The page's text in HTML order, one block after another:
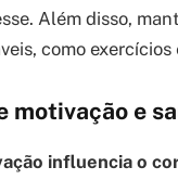
Além disso,
como
motivação e
influencia o